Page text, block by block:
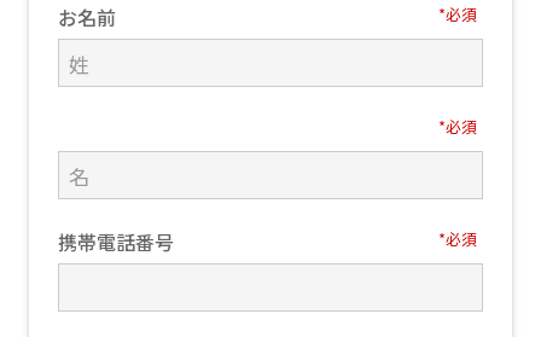
*
お名前
*
*
携帯電話番号